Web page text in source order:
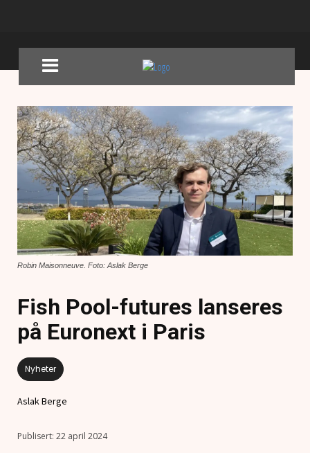
Robin Maisonneuve. Foto: Aslak Berge
Fish Pool-futures lanseres
på Euronext i Paris
Nyheter
Aslak Berge
22 april 2024